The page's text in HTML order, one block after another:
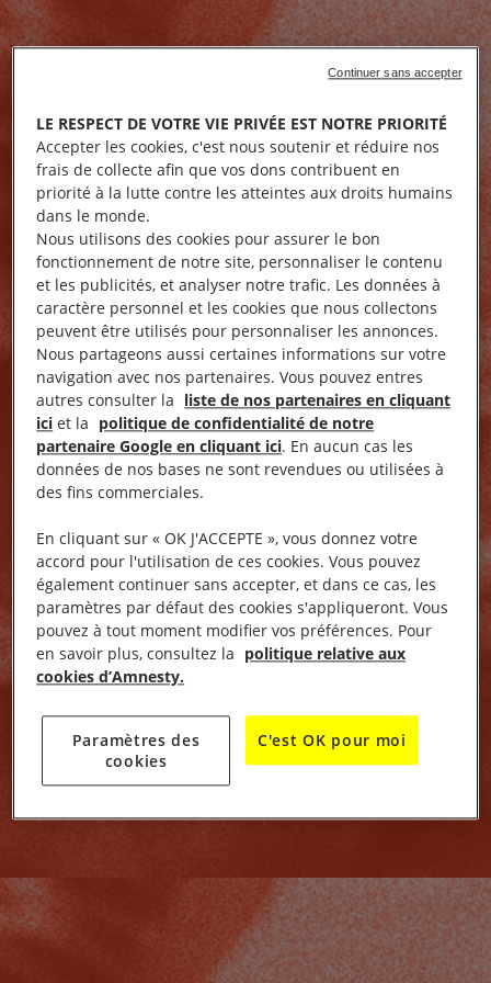
LE RESPECT DE VOTRE VIE PRIVÉE EST NOTRE PRIORITÉ
Accepter les cookies, c'est nous soutenir et réduire nos
frais de collecte afin que vos dons contribuent en
priorité à la lutte contre les atteintes aux droits humains
dans le monde.
Nous utilisons des cookies pour assurer le bon
fonctionnement de notre site, personnaliser le contenu
et les publicités, et analyser notre trafic. Les données à
caractère personnel et les cookies que nous collectons
peuvent être utilisés pour personnaliser les annonces.
Nous partageons aussi certaines informations sur votre
navigation avec nos partenaires. Vous pouvez entres
autres consulter la liste de nos partenaires en cliquant
ici et la politique de confidentialité de notre
partenaire Google en cliquant ici. En aucun cas les
données de nos bases ne sont revendues ou utilisées à
des fins commerciales.
En cliquant sur « OK J'ACCEPTE », vous donnez votre
accord pour l'utilisation de ces cookies. Vous pouvez
également continuer sans accepter, et dans ce cas, les
paramètres par défaut des cookies s'appliqueront. Vous
pouvez à tout moment modifier vos préférences. Pour
en savoir plus, consultez la politique relative aux
cookies d’Amnesty.
Paramètres des
cookies
C'est OK pour moi
Continuer sans accepter